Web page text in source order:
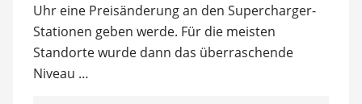
Uhr eine Preisänderung an den Supercharger-
Stationen geben werde. Für die meisten
Standorte wurde dann das überraschende
Niveau …